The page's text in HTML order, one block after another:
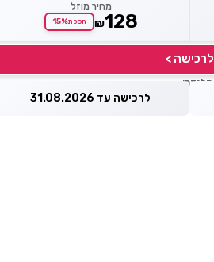
מחיר מוזל
₪128 חסכת15%
לרכישה >
לרכישה עד 31.08.2026